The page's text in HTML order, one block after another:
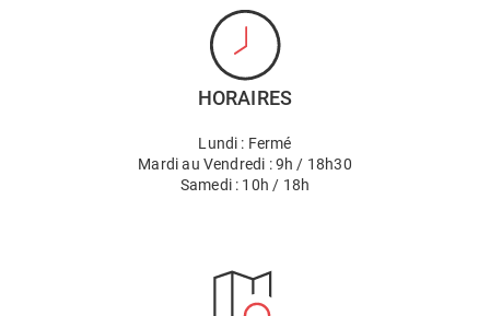
HORAIRES
Lundi : Fermé
Mardi au Vendredi : 9h / 18h30
Samedi : 10h / 18h